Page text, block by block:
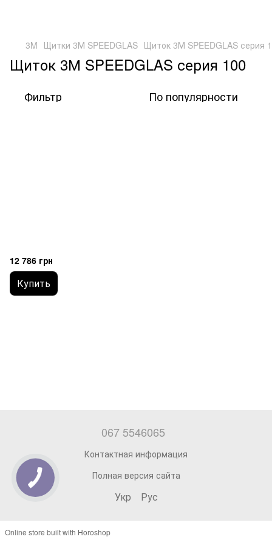
3M Щитки 3М SPEEDGLAS Щиток 3М SPEEDGLAS серия
Щиток 3М SPEEDGLAS серия 100
Фильтр По популярности
12 786 грн
Купить
067 5546065
Контактная информация
Полная версия сайта
Укр Рус
Online store built with Horoshop